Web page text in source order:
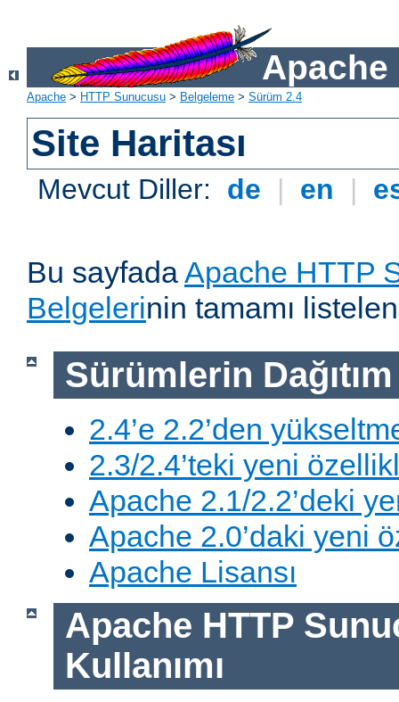
Apache
Apache > HTTP Sunucusu > Belgeleme > Sürüm 2.4
Site Haritası
Mevcut Diller: de | en |
Bu sayfadaApache HTTP
Belgelerinin tamamı
Sürümlerin
2.4’e 2.2’den
2.3/2.4’teki yeni
Apache 2.1/2.2’deki
Apache 2.0’daki yeni
Apache Lisansı
Apache HTTP
Kullanımı